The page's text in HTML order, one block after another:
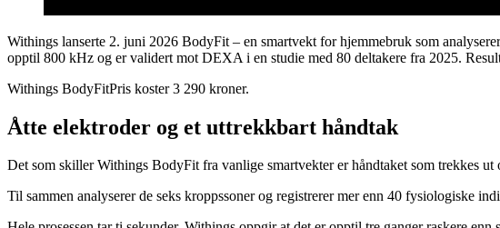
Withings lanserte 2. juni 2026 BodyFit – en smartvekt for hjemmebruk som
opptil 800 kHz og er validert mot DEXA i en studie med 80 deltakere fra 2025.
Withings BodyFitPris koster 3 290 kroner.
Åtte elektroder og et uttrekkbart håndtak
Det som skiller Withings BodyFit fra vanlige smartvekter er håndtaket som trekkes
Til sammen analyserer de seks kroppssoner og registrerer mer enn 40 fysiologiske